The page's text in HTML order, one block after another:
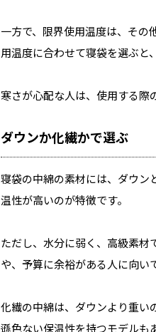
一方で、限界使用温度は、その
用温度に合わせて寝袋を選ぶと
寒さが心配な人は、使用する際
ダウンか化繊かで選ぶ
寝袋の中綿の素材には、ダウン
温性が高いのが特徴です。
ただし、水分に弱く、高級素材
や、予算に余裕がある人に向い
化繊の中綿は、ダウンより重い
遜色ない保温性を持つモデルも